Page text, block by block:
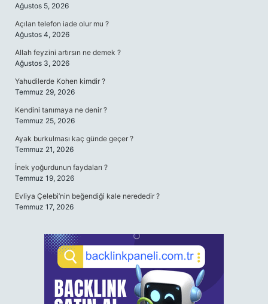
Ağustos 5, 2026
Açılan telefon iade olur mu ?
Ağustos 4, 2026
Allah feyzini artırsın ne demek ?
Ağustos 3, 2026
Yahudilerde Kohen kimdir ?
Temmuz 29, 2026
Kendini tanımaya ne denir ?
Temmuz 25, 2026
Ayak burkulması kaç günde geçer ?
Temmuz 21, 2026
İnek yoğurdunun faydaları ?
Temmuz 19, 2026
Evliya Çelebi’nin beğendiği kale nerededir ?
Temmuz 17, 2026